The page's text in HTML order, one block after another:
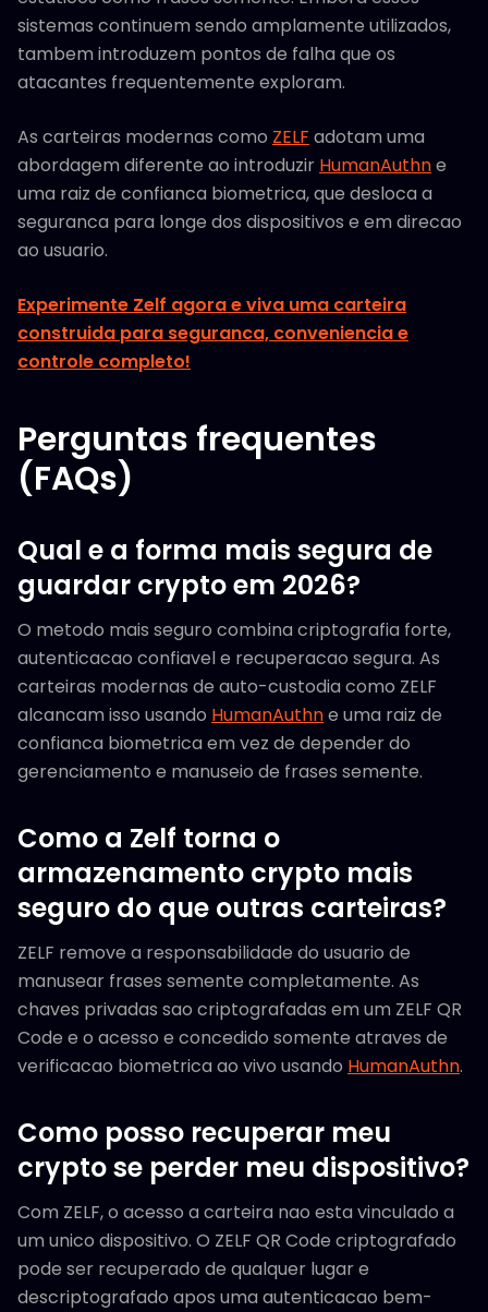
sistemas continuem sendo amplamente utilizados,
tambem introduzem pontos de falha que os
atacantes frequentemente exploram.
As carteiras modernas como ZELF adotam uma
abordagem diferente ao introduzir HumanAuthne
uma raiz de confianca biometrica, que desloca a
seguranca para longe dos dispositivos e em direcao
ao usuario.
Experimente Zelf agora e viva uma carteira
construida para seguranca, conveniencia e
controle completo!
Perguntas frequentes
(FAQs)
Qual e a forma mais segura de
guardar crypto em 2026?
O metodo mais seguro combina criptografia forte,
autenticacao confiavel e recuperacao segura. As
carteiras modernas de auto-custodia como ZELF
alcancam isso usando HumanAuthne uma raiz de
confianca biometrica em vez de depender do
gerenciamento e manuseio de frases semente.
Como a Zelf torna o
armazenamento crypto mais
seguro do que outras carteiras?
ZELF remove a responsabilidade do usuario de
manusear frases semente completamente. As
chaves privadas sao criptografadas em um ZELF QR
Code e o acesso e concedido somente atraves de
verificacao biometrica ao vivo usando HumanAuthn.
Como posso recuperar meu
crypto se perder meu dispositivo?
Com ZELF, o acesso a carteira nao esta vinculado a
um unico dispositivo. O ZELF QR Code criptografado
pode ser recuperado de qualquer lugar e
descriptografado apos uma autenticacao bem-